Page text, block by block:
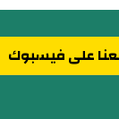
على فيسبوك